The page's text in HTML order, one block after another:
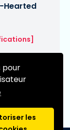
pour
les
Hearted